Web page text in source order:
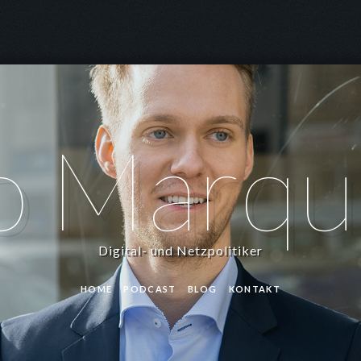
Digital- und Netzpolitiker
HOME PODCAST BLOG KONTAKT